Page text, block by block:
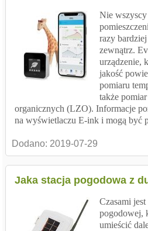
Nie
razy
zewnątrz.
urządzenie,
jakość
pomiaru
także
organicznych (LZO). Informacje
na wyświetlaczu E-ink i mogą być
Dodano: 2019-07-29
Jaka stacja pogodowa z
Czasami
pogodowej,
umieścić